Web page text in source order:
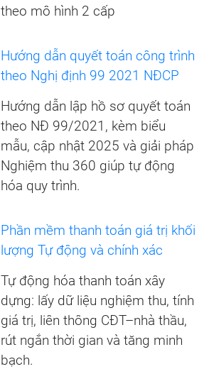
theo mô hình 2 cấp
Hướng dẫn quyết toán công trình
theo Nghị định 99 2021 NĐCP
Hướng dẫn lập hồ sơ quyết toán
theo NĐ 99/2021, kèm biểu
mẫu, cập nhật 2025 và giải pháp
Nghiệm thu 360 giúp tự động
hóa quy trình.
Phần mềm thanh toán giá trị khối
lượng Tự động và chính xác
Tự động hóa thanh toán xây
dựng: lấy dữ liệu nghiệm thu, tính
giá trị, liên thông CĐT–nhà thầu,
rút ngắn thời gian và tăng minh
bạch.